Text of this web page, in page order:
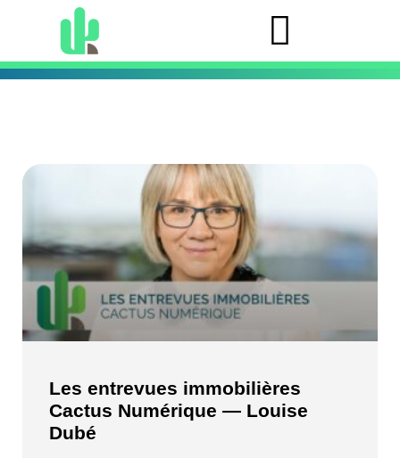
Les entrevues immobilières
Cactus Numérique — Louise
Dubé